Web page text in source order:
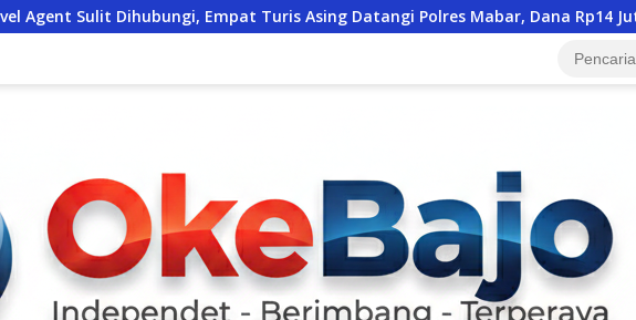
Empat Turis Asing Datangi Polres Mabar, Dana Rp14 Juta Akhirnya Kembali